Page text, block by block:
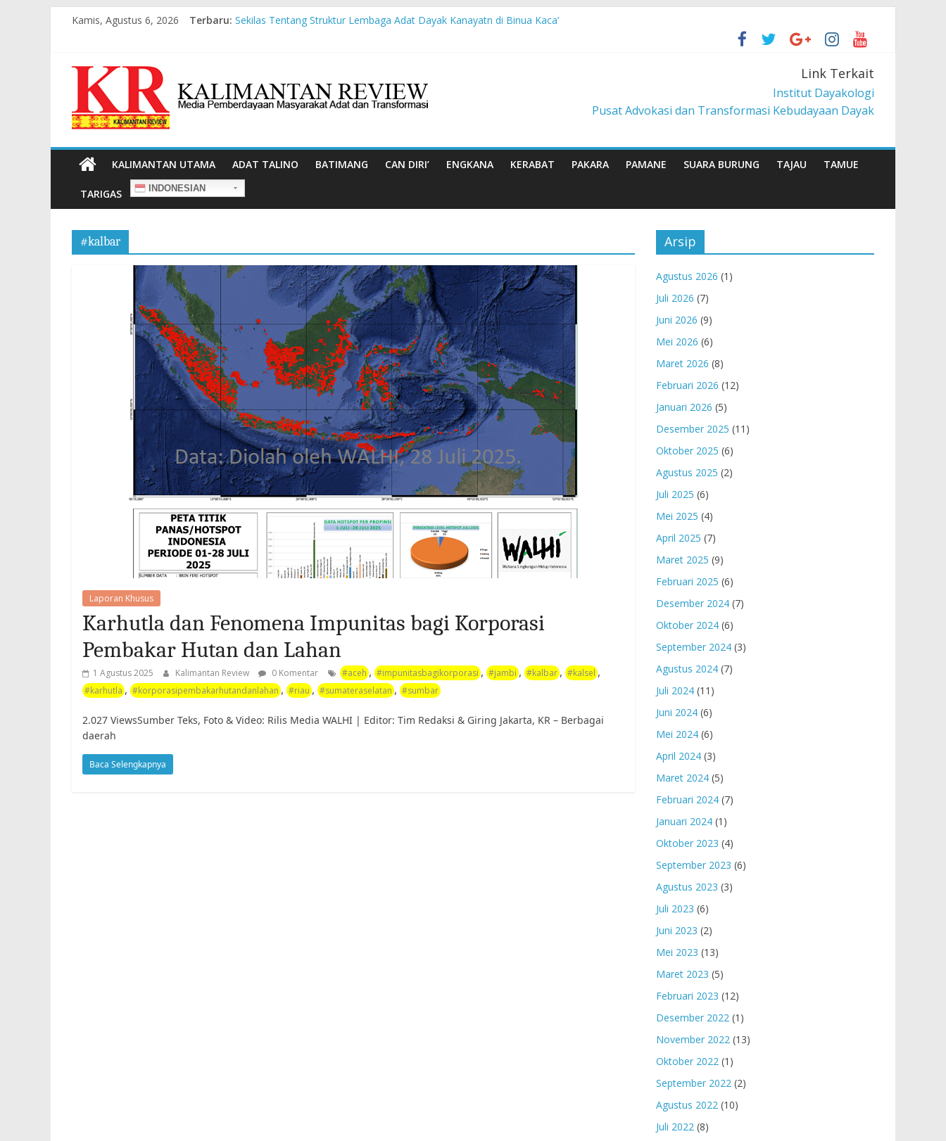
Kamis, Agustus 6, 2026 Terbaru: Sekilas Tentang Struktur Lembaga Adat Dayak Kanayatn di Binua Kaca’
Liawandira: Menenun Masa Depan Dayak Iban dari Lauk Rugun, Ketemenggungan Jalai Lintang
Link Terkait
Institut Dayakologi
Pusat Advokasi dan Transformasi Kebudayaan Dayak
KALIMANTAN UTAMA ADAT TALINO BATIMANG CAN DIRI’ ENGKANA KERABAT PAKARA PAMANE SUARA BURUNG TAJAU TAMUE
TARIGAS INDONESIAN
#kalbar
Laporan Khusus
Karhutla dan Fenomena Impunitas bagi Korporasi
Pembakar Hutan dan Lahan
1 Agustus 2025 Kalimantan Review 0 Komentar #aceh , #impunitasbagikorporasi , #jambi , #kalbar , #kalsel ,
#karhutla , #korporasipembakarhutandanlahan , #riau , #sumateraselatan , #sumbar
2.027 ViewsSumber Teks, Foto & Video: Rilis Media WALHI | Editor: Tim Redaksi & Giring Jakarta, KR – Berbagai
daerah
Baca Selengkapnya
Arsip
Agustus 2026 (1)
Juli 2026 (7)
Juni 2026 (9)
Mei 2026 (6)
Maret 2026 (8)
Februari 2026 (12)
Januari 2026 (5)
Desember 2025 (11)
Oktober 2025 (6)
Agustus 2025 (2)
Juli 2025 (6)
Mei 2025 (4)
April 2025 (7)
Maret 2025 (9)
Februari 2025 (6)
Desember 2024 (7)
Oktober 2024 (6)
September 2024 (3)
Agustus 2024 (7)
Juli 2024 (11)
Juni 2024 (6)
Mei 2024 (6)
April 2024 (3)
Maret 2024 (5)
Februari 2024 (7)
Januari 2024 (1)
Oktober 2023 (4)
September 2023 (6)
Agustus 2023 (3)
Juli 2023 (6)
Juni 2023 (2)
Mei 2023 (13)
Maret 2023 (5)
Februari 2023 (12)
Desember 2022 (1)
November 2022 (13)
Oktober 2022 (1)
September 2022 (2)
Agustus 2022 (10)
Juli 2022 (8)